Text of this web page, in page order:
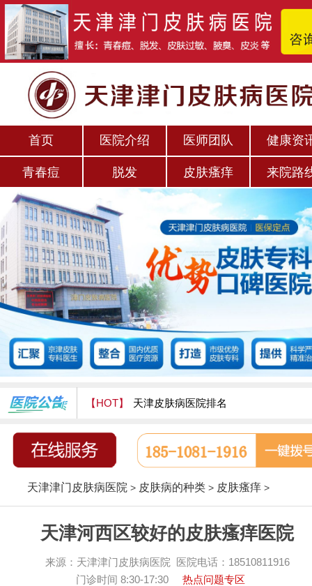
首页 医院介绍 医师团队 健康资
青春痘 脱发 皮肤瘙痒 来院路
【HOT】 天津皮肤病医院排名
天津津门皮肤病医院怎么样
天津津门皮肤病医院 > 皮肤病的种类> 皮肤瘙痒>
天津河西区较好的皮肤瘙痒医院
来源：天津津门皮肤病医院 医院电话：18510811916
门诊时间 8:30-17:30
热点问题专区